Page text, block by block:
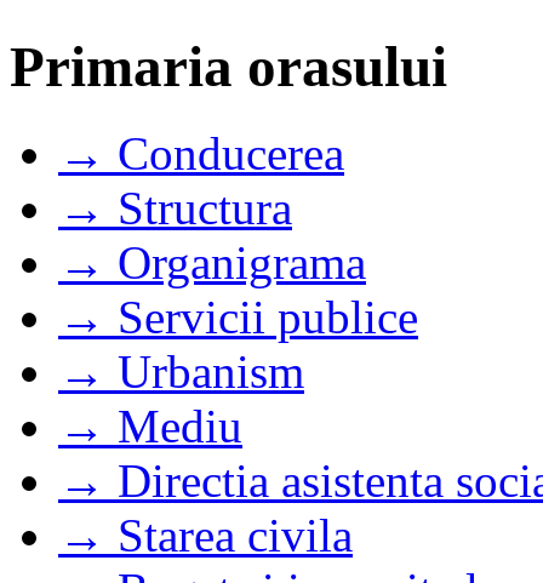
Primaria orasului
→ Conducerea
→ Structura
→ Organigrama
→ Servicii publice
→ Urbanism
→ Mediu
→ Directia asistenta
→ Starea civila